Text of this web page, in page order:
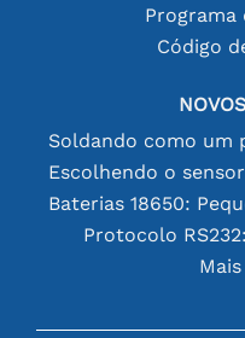
Programa
Código
Protocolo